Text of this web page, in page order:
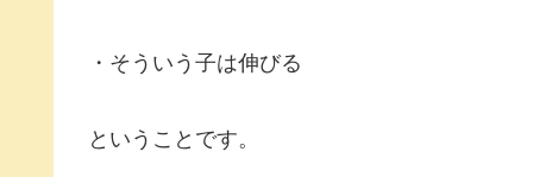
・そういう子は伸びる
ということです。